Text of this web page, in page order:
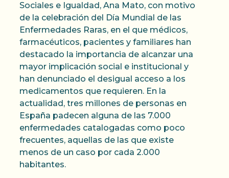
Sociales e Igualdad, Ana Mato, con motivo
de la celebración del Día Mundial de las
Enfermedades Raras, en el que médicos,
farmacéuticos, pacientes y familiares han
destacado la importancia de alcanzar una
mayor implicación social e institucional y
han denunciado el desigual acceso a los
medicamentos que requieren. En la
actualidad, tres millones de personas en
España padecen alguna de las 7.000
enfermedades catalogadas como poco
frecuentes, aquellas de las que existe
menos de un caso por cada 2.000
habitantes.